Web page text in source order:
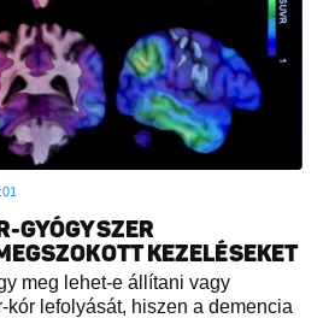
GYÓGYSZER
KEZELÉSEKET
meg lehet-e állítani vagy
kór lefolyását, hiszen a demencia